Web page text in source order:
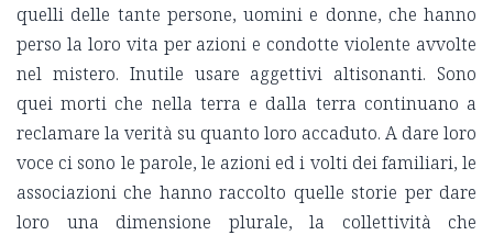
quelli delle tante persone, uomini e donne, che hanno
perso la loro vita per azioni e condotte violente avvolte
nel mistero. Inutile usare aggettivi altisonanti. Sono
quei morti che nella terra e dalla terra continuano a
reclamare la verità su quanto loro accaduto. A dare loro
voce ci sono le parole, le azioni ed i volti dei familiari, le
associazioni che hanno raccolto quelle storie per dare
loro una dimensione plurale, la collettività che